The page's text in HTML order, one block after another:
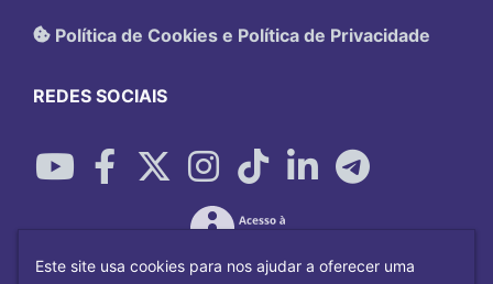
Política de Cookies e Política de Privacidade
REDES SOCIAIS
Este site usa cookies para nos ajudar a oferecer uma